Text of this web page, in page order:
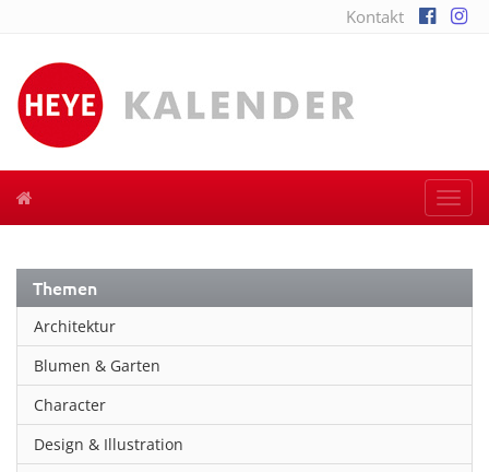
Kontakt
Themen
Architektur
Blumen & Garten
Character
Design & Illustration